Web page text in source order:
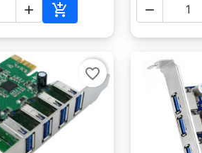
 
Aggiungi al carrello

favorite_border